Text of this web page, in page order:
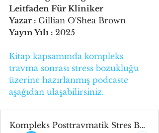
Leitfaden Für Kliniker
Yazar : Gillian O'Shea Brown
Yayın Yılı : 2025
Kitap kapsamında kompleks
travma sonrası stress bozukluğu
üzerine hazırlanmış podcaste
aşağıdan ulaşabilirsiniz.
Kompleks Posttravmatik Stres Bozukluğunun İyileştirilmesi